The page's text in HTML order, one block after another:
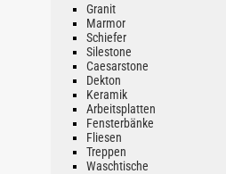
Ab 54.89 €/lfm
Granit
Marmor
Schiefer
Silestone
Caesarstone
Dekton
Keramik
Arbeitsplatten
Fensterbänke
Fliesen
Treppen
Waschtische